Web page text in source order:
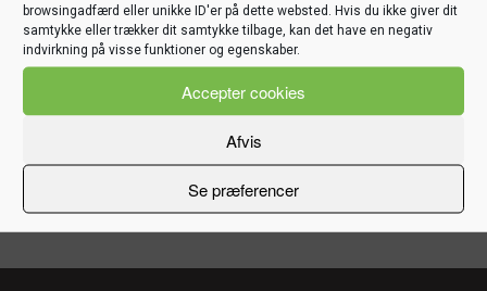
browsingadfærd eller unikke ID'er på dette websted. Hvis du ikke giver dit
samtykke eller trækker dit samtykke tilbage, kan det have en negativ
indvirkning på visse funktioner og egenskaber.
Accepter cookies
Afvis
Se præferencer
Tillige har jeg undervisnings- og kursuserfaring, bl.a. indenfor
mindfulness.
Jeg træffes på mail, og min mailadresse
Jeg har ydernr. og kan derfor modtage lægehenviste klienter.